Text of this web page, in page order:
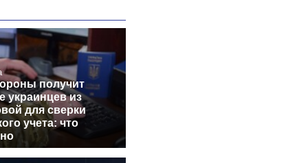
получит
украинцев из
для сверки
учета: что